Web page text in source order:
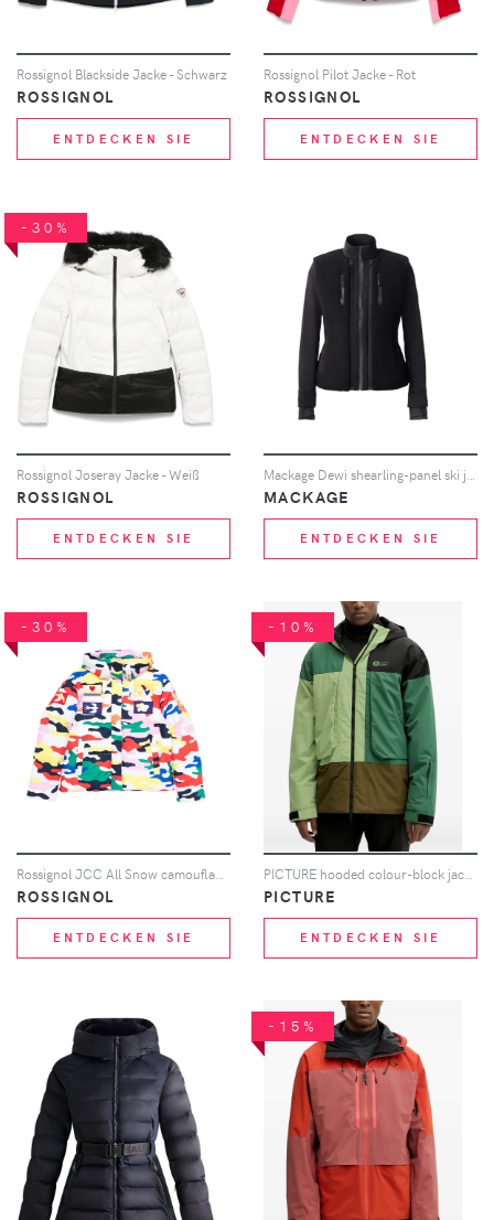
Rossignol Blackside Jacke - Schwarz
ROSSIGNOL
ENTDECKEN SIE
Rossignol Pilot Jacke - Rot
ROSSIGNOL
ENTDECKEN SIE
-30%
Rossignol Joseray Jacke - Weiß
ROSSIGNOL
ENTDECKEN SIE
MACKAGE
ENTDECKEN SIE
-30%
ROSSIGNOL
ENTDECKEN SIE
-10%
PICTURE
ENTDECKEN SIE
-15%